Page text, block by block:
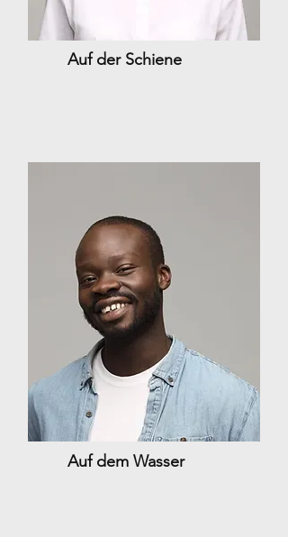
Auf der Schiene
Auf dem Wasser